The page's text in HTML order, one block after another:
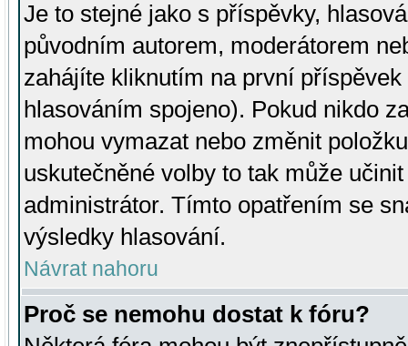
Je to stejné jako s příspěvky,
původním autorem, moderátorem
zahájíte kliknutím na první
hlasováním spojeno). Pokud nikdo
mohou vymazat nebo změnit
uskutečněné volby to tak může
administrátor. Tímto opatřením se
výsledky hlasování.
Návrat nahoru
Proč se nemohu dostat k fóru?